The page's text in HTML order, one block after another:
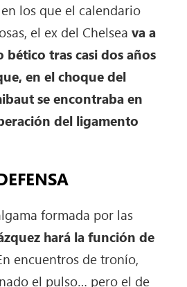
los que el calendario
el ex del Chelseava a
tras casi dos años
en el choque del
se encontraba en
del ligamento
formada por las
hará la función de
encuentros de tronío,
el pulso… pero el de